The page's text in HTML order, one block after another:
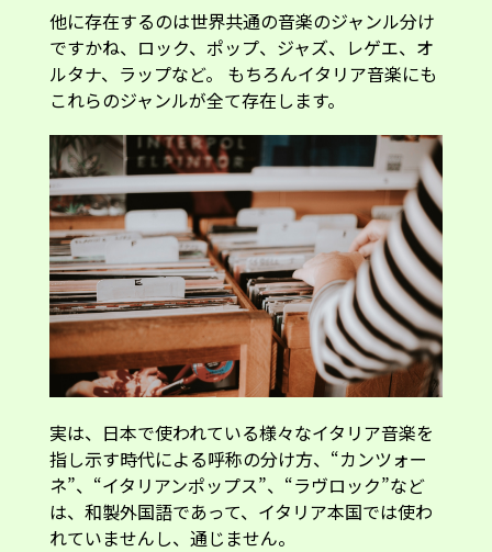
他に存在するのは世界共通の音楽のジャンル分け
ですかね、ロック、ポップ、ジャズ、レゲエ、オ
ルタナ、ラップなど。 もちろんイタリア音楽にも
これらのジャンルが全て存在します。
実は、日本で使われている様々なイタリア音楽を
指し示す時代による呼称の分け方、“カンツォー
ネ”、“イタリアンポップス”、“ラヴロック”など
は、和製外国語であって、イタリア本国では使わ
れていませんし、通じません。